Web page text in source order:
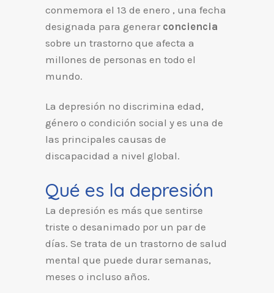
conmemora el 13 de enero , una fecha
designada para generar conciencia
sobre un trastorno que afecta a
millones de personas en todo el
mundo.
La depresión no discrimina edad,
género o condición social y es una de
las principales causas de
discapacidad a nivel global.
Qué es la depresión
La depresión es más que sentirse
triste o desanimado por un par de
días. Se trata de un trastorno de salud
mental que puede durar semanas,
meses o incluso años.